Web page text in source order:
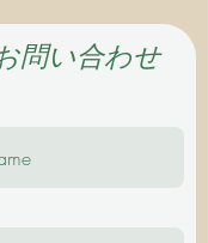
問い合わせ